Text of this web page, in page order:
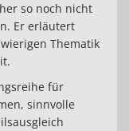
so noch nicht
Er erläutert
Thematik
für
sinnvolle